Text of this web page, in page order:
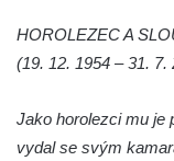
Velešíně
Hrob Jana
HOROLEZEC A
(19. 12. 1954 – 31. 7.
Jako horolezci mu je
vydal se svým